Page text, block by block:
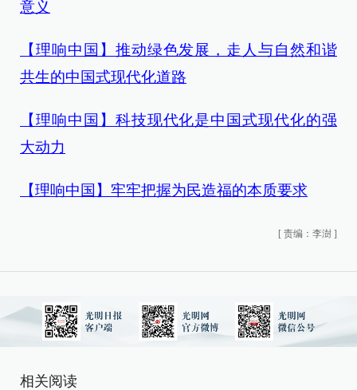
意义
【理响中国】推动绿色发展，走人与自然和谐
共生的中国式现代化道路
【理响中国】科技现代化是中国式现代化的强
大动力
【理响中国】牢牢把握为民造福的本质要求
[ 责编：李澍 ]
相关阅读